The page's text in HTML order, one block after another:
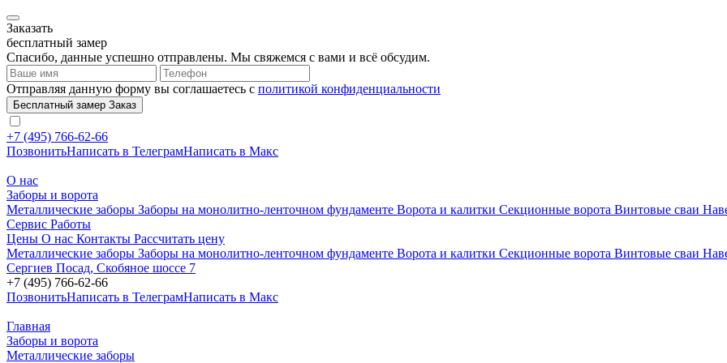
Заказать
бесплатный замер
Спасибо, данные успешно отправлены. Мы свяжемся с вами и всё обсудим.
Отправляя данную форму вы соглашаетесь с политикой конфиденциальности
Бесплатный замер Заказ
+7 (495) 766-62-66
ПозвонитьНаписать в ТелеграмНаписать в Макс
О нас
Заборы и ворота
Металлические заборы Заборы на монолитно-ленточном фундаменте Ворота и калитки Секционные ворота Винтовые сваи
Сервис Работы
Цены О нас Контакты Рассчитать цену
Металлические заборы Заборы на монолитно-ленточном фундаменте Ворота и калитки Секционные ворота Винтовые сваи
Сергиев Посад, Скобяное шоссе 7
+7 (495) 766-62-66
ПозвонитьНаписать в ТелеграмНаписать в Макс
Главная
Заборы и ворота
Металлические заборы